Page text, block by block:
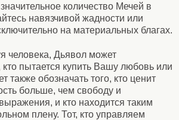
количество Мечей в
навязчивой жадности или
на материальных благах.
человека, Дьявол может
кто пытается купить Вашу любовь или
также обозначать того, кто ценит
больше, чем свободу и
и кто находится таким
плену. Тот, кто управляем